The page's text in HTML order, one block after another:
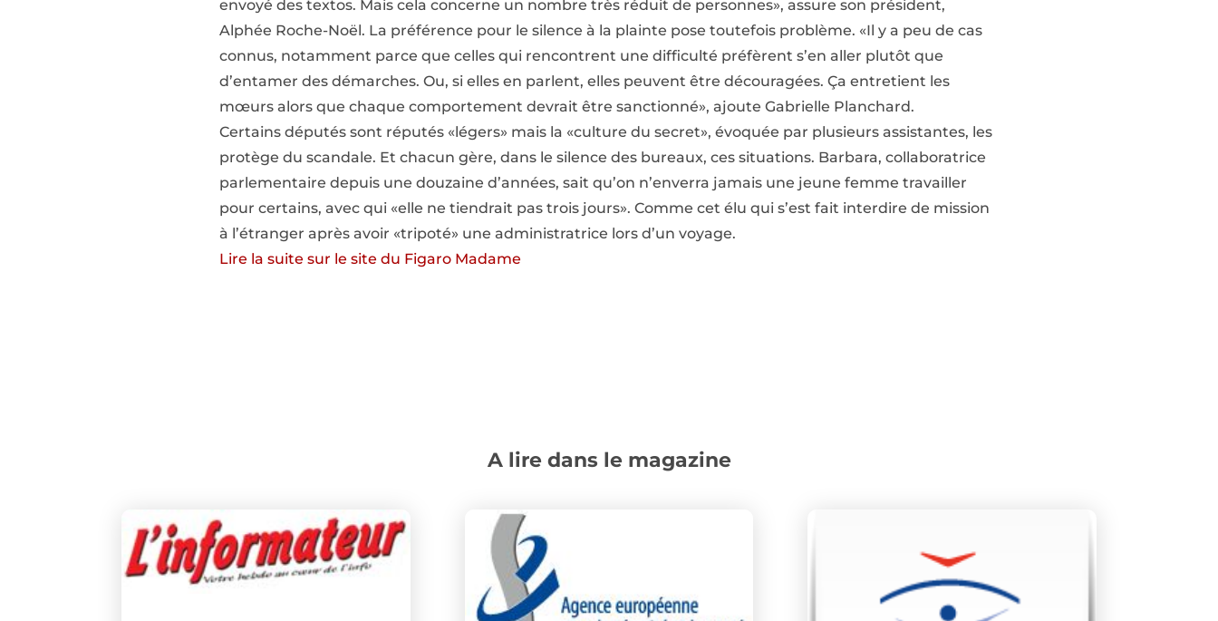
envoyé des textos. Mais cela concerne un nombre très réduit de personnes», assure son président,
Alphée Roche-Noël. La préférence pour le silence à la plainte pose toutefois problème. «Il y a peu de cas
connus, notamment parce que celles qui rencontrent une difficulté préfèrent s’en aller plutôt que
d’entamer des démarches. Ou, si elles en parlent, elles peuvent être découragées. Ça entretient les
mœurs alors que chaque comportement devrait être sanctionné», ajoute Gabrielle Planchard.
Certains députés sont réputés «légers» mais la «culture du secret», évoquée par plusieurs assistantes, les
protège du scandale. Et chacun gère, dans le silence des bureaux, ces situations. Barbara, collaboratrice
parlementaire depuis une douzaine d’années, sait qu’on n’enverra jamais une jeune femme travailler
pour certains, avec qui «elle ne tiendrait pas trois jours». Comme cet élu qui s’est fait interdire de mission
à l’étranger après avoir «tripoté» une administratrice lors d’un voyage.
Lire la suite sur le site du Figaro Madame
A lire dans le magazine